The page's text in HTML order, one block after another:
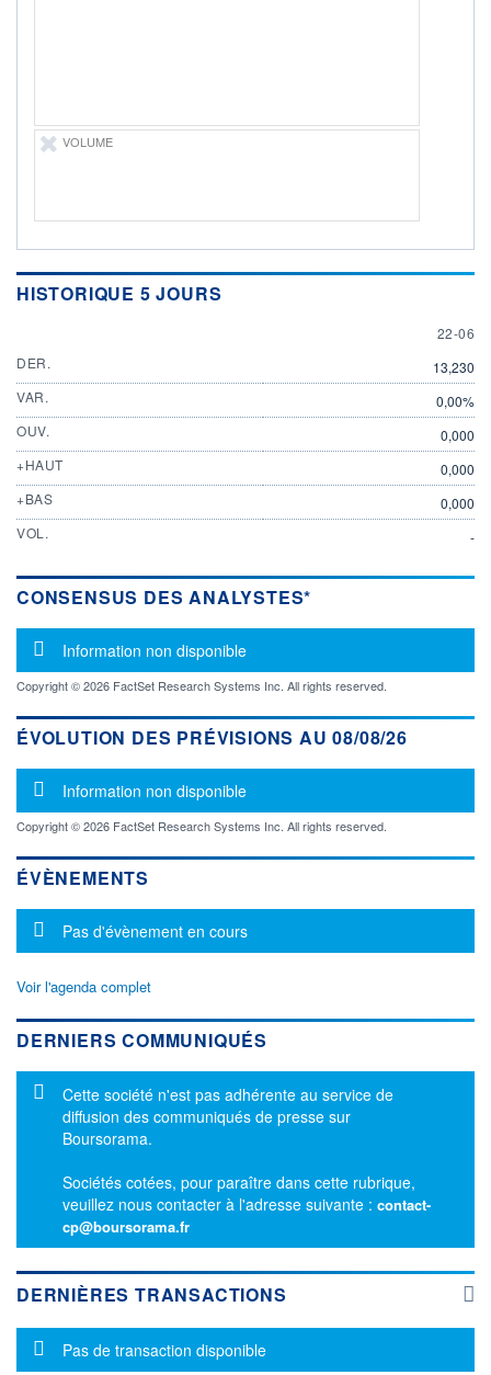
+ PORTEFEUILLE + LISTE
VOLUME
HISTORIQUE 5 JOURS
22
22-06
DER.
13,230
VAR.
0,00%
OUV.
0,000
+HAUT
0,000
+BAS
0,000
VOL.
-
CONSENSUS DES ANALYSTES*
Message d'information
Information non disponible
Copyright © 2026 FactSet Research Systems Inc. All rights reserved.
ÉVOLUTION DES PRÉVISIONS AU 08/08/26
Message d'information
Information non disponible
Copyright © 2026 FactSet Research Systems Inc. All rights reserved.
ÉVÈNEMENTS
Message d'information
Pas d'évènement en cours
Voir l'agenda complet
DERNIERS COMMUNIQUÉS
Message d'information
Cette société n'est pas adhérente au service de
diffusion des communiqués de presse sur
Boursorama.
Sociétés cotées, pour paraître dans cette rubrique,
veuillez nous contacter à l'adresse suivante : contact-
cp@boursorama.fr
DERNIÈRES TRANSACTIONS
Message d'information
Pas de transaction disponible